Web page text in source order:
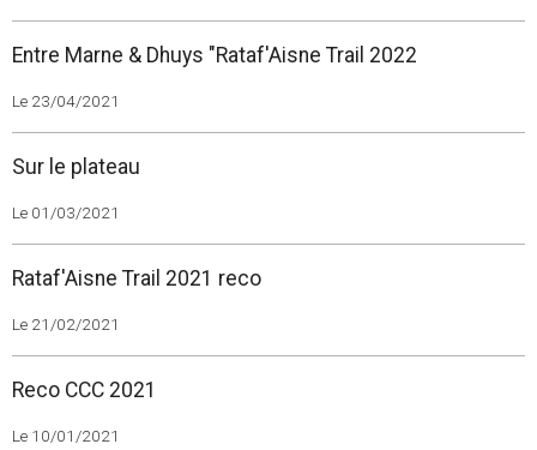
Entre Marne & Dhuys "Rataf'Aisne Trail 2022
Le 23/04/2021
Sur le plateau
Le 01/03/2021
Rataf'Aisne Trail 2021 reco
Le 21/02/2021
Reco CCC 2021
Le 10/01/2021